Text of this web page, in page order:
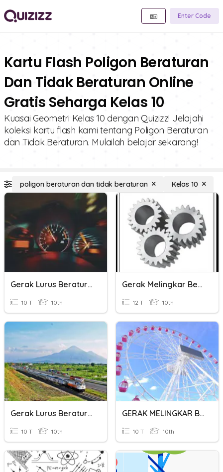
Enter Code
Kartu Flash Poligon Beraturan
Dan Tidak Beraturan Online
Gratis Seharga Kelas 10
Kuasai Geometri Kelas 10 dengan Quizizz! Jelajahi
koleksi kartu flash kami tentang Poligon Beraturan
dan Tidak Beraturan. Mulailah belajar sekarang!
poligon beraturan dan tidak beraturan Kelas 10
Gerak Lurus Beraturan
10 T 10th
Gerak Melingkar Beraturan
12 T 10th
Gerak Lurus Beraturan
10 T 10th
GERAK MELINGKAR BERATURAN
10 T 10th